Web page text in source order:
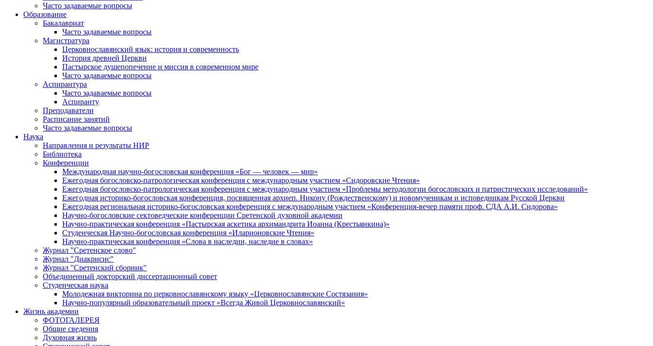
Часто задаваемые вопросы
Образование
Бакалавриат
Часто задаваемые вопросы
Магистратура
Церковнославянский язык: история и современность
История древней Церкви
Пастырское душепопечение и миссия в современном мире
Часто задаваемые вопросы
Аспирантура
Часто задаваемые вопросы
Аспиранту
Преподаватели
Расписание занятий
Часто задаваемые вопросы
Наука
Направления и результаты НИР
Библиотека
Конференции
Международная научно-богословская конференция «Бог — человек — мир»
Ежегодная богословско-патрологическая конференция с международным участием «Сидоровские Чтения»
Ежегодная богословско-патрологическая конференция с международным участием «Проблемы методологии богословских и патристических исследований»
Ежегодная историко-богословская конференция, посвященная архиеп. Никону (Рождественскому) и новомученикам и исповедникам Русской Церкви
Ежегодная региональная историко-богословская конференция с международным участием «Конференция-вечер памяти проф. СДА А.И. Сидорова»
Научно-богословские сектоведческие конференции Сретенской духовной академии
Научно-практическая конференция «Пастырская аскетика архимандрита Иоанна (Крестьянкина)»
Студенческая Научно-богословская конференция «Иларионовские Чтения»
Научно-практическая конференция «Cлова в наследии, наследие в словах»
Журнал "Сретенское слово"
Журнал "Диакрисис"
Журнал "Сретенский сборник"
Объединенный докторский диссертационный совет
Студенческая наука
Молодежная викторина по церковнославянскому языку «Церковнославянские Состязания»
Научно-популярный образовательный проект «Всегда Живой Церковнославянский»
Жизнь академии
ФОТОГАЛЕРЕЯ
Общие сведения
Духовная жизнь